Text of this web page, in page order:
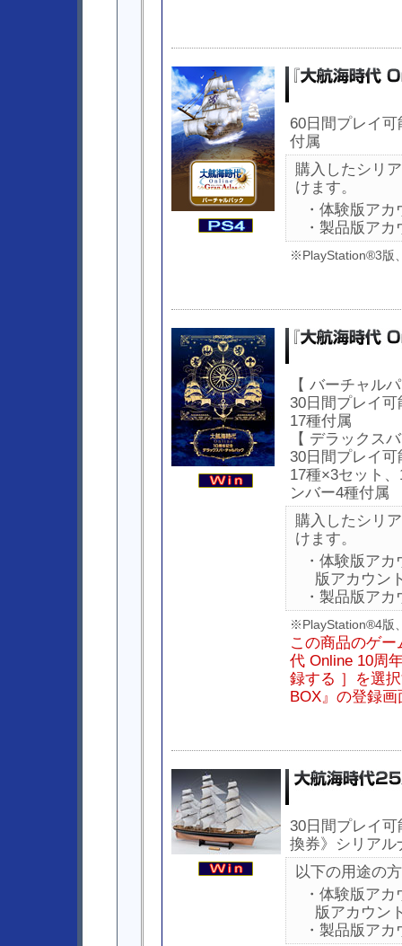
60日間プレイ
付属
購入したシリ
けます。
・体験版ア
・製品版ア
※PlayStation®3版
【 バーチャル
30日間プレイ
17種付属
【 デラックス
30日間プレイ
17種×3セット
ンバー4種付属
購入したシリ
けます。
・体験版ア
版アカウン
・製品版ア
※PlayStation®4版
この商品のゲ
代 Online 10周
録する ］を選
BOX』の登録
30日間プレイ
換券》シリアル
以下の用途の
・体験版ア
版アカウン
・製品版ア